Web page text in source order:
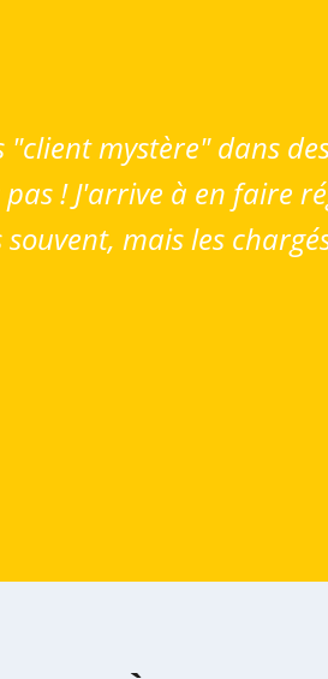
"client mystère" dans
! J'arrive à en faire
mais les